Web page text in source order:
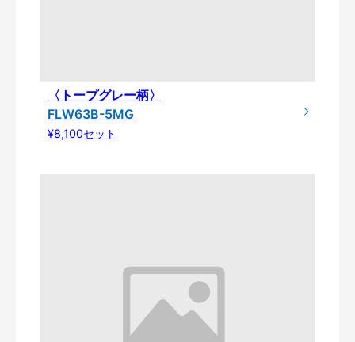
〈トープグレー柄〉
FLW63B-5MG
¥8,100セット